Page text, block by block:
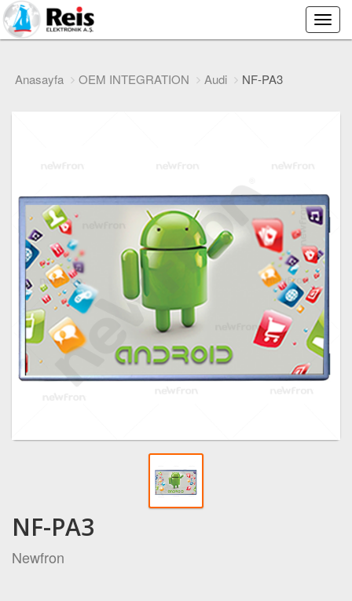
Main
Menu
Anasayfa OEM INTEGRATION Audi NF-PA3
NF-PA3
Newfron